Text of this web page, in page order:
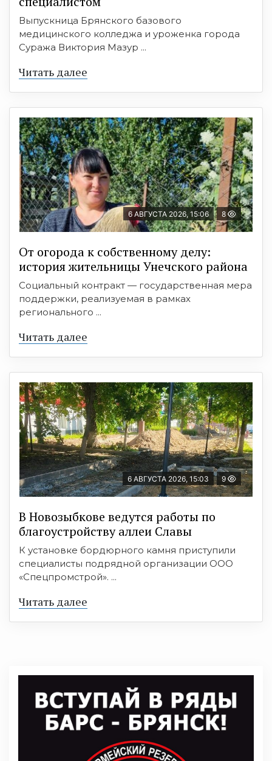
Выпускница Брянского базового
медицинского колледжа и уроженка города
Суража Виктория Мазур ...
Читать далее
6 АВГУСТА 2026, 15:06 8
От огорода к собственному делу:
история жительницы Унечского района
Социальный контракт — государственная мера
поддержки, реализуемая в рамках
регионального ...
Читать далее
6 АВГУСТА 2026, 15:03 9
В Новозыбкове ведутся работы по
благоустройству аллеи Славы
К установке бордюрного камня приступили
специалисты подрядной организации ООО
«Спецпромстрой». ...
Читать далее